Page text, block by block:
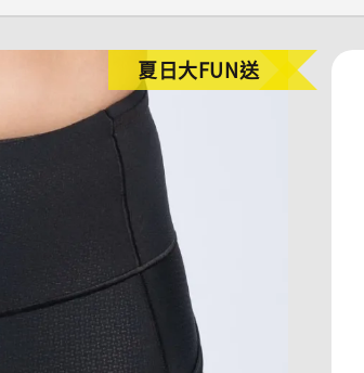
夏日大FUN送